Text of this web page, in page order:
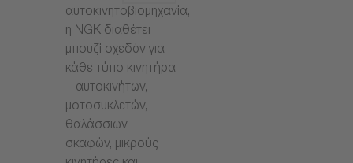
αυτοκινητοβιομηχανία,
η NGK διαθέτει
μπουζί σχεδόν για
κάθε τύπο κινητήρα
– αυτοκινήτων,
μοτοσυκλετών,
θαλάσσιων
σκαφών, μικρούς